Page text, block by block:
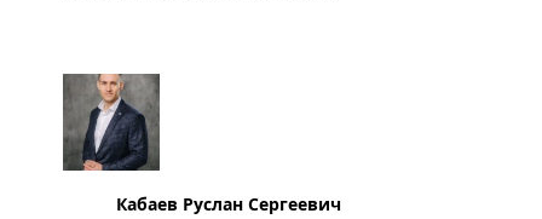
Кабаев Руслан Сергеевич